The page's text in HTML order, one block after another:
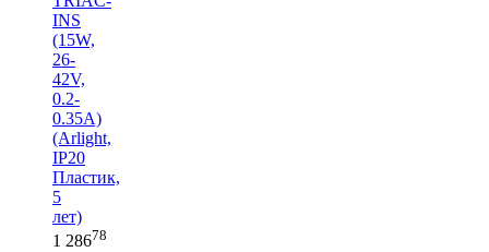
INS
(15W,
26-
42V,
0.2-
0.35A)
(Arlight,
IP20
Пластик,
5
лет)
1 28678